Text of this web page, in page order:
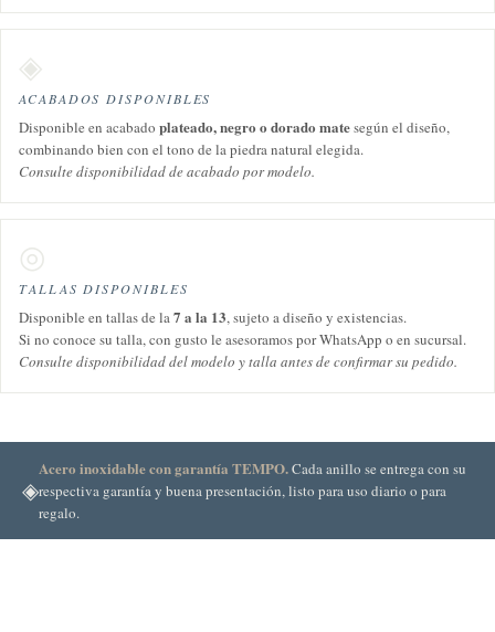
◈
ACABADOS DISPONIBLES
Disponible en acabado plateado, negro o dorado matesegún el diseño,
combinando bien con el tono de la piedra natural elegida.
Consulte disponibilidad de acabado por modelo.
◎
TALLAS DISPONIBLES
Disponible en tallas de la7 a la 13, sujeto a diseño y existencias.
Si no conoce su talla, con gusto le asesoramos por WhatsApp o en sucursal.
Consulte disponibilidad del modelo y talla antes de confirmar su pedido.
◈
Acero inoxidable con garantía TEMPO.Cada anillo se entrega con su
respectiva garantía y buena presentación, listo para uso diario o para
regalo.